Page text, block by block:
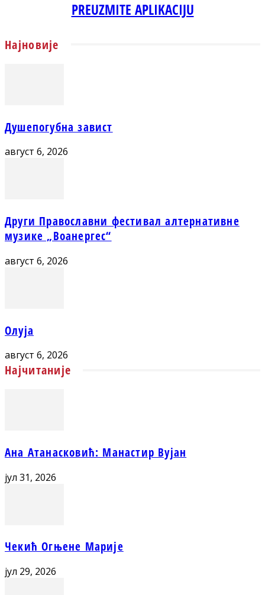
PREUZMITE APLIKACIJU
Најновије
Душепогубна завист
август 6, 2026
Други Православни фестивал алтернативне
музике „Воанергес“
август 6, 2026
Олуја
август 6, 2026
Најчитаније
Ана Атанасковић: Манастир Вујан
јул 31, 2026
Чекић Огњене Марије
јул 29, 2026